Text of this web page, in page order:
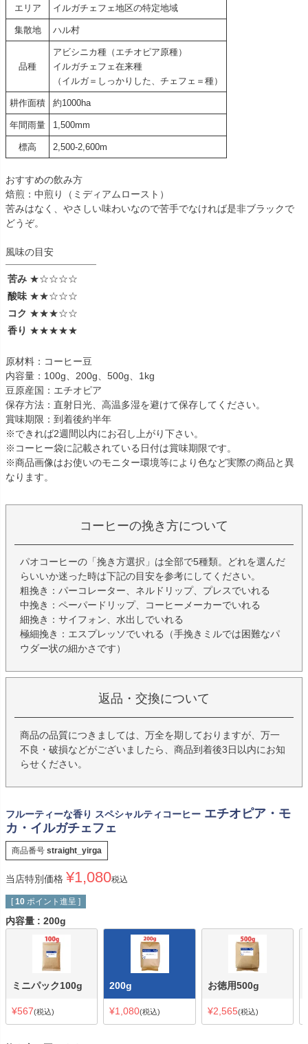
エリア イルガチェフェ地区の特定地域
集散地 ハル村
品種
アビシニカ種（エチオピア原種）
イルガチェフェ在来種
（イルガ＝しっかりした、チェフェ＝種）
耕作面積 約1000ha
年間雨量 1,500mm
標高 2,500-2,600m
おすすめの飲み方
焙煎：中煎り（ミディアムロースト）
苦みはなく、やさしい味わいなので苦手でなければ是非ブラックで
どうぞ。
風味の目安
苦み ★☆☆☆☆
酸味 ★★☆☆☆
コク ★★★☆☆
香り ★★★★★
原材料：コーヒー豆
内容量：100g、200g、500g、1kg
豆原産国：エチオピア
保存方法：直射日光、高温多湿を避けて保存してください。
賞味期限：到着後約半年
※できれば2週間以内にお召し上がり下さい。
※コーヒー袋に記載されている日付は賞味期限です。
※商品画像はお使いのモニター環境等により色など実際の商品と異
なります。
コーヒーの挽き方について
パオコーヒーの「挽き方選択」は全部で5種類。どれを選んだ
らいいか迷った時は下記の目安を参考にしてください。
粗挽き：パーコレーター、ネルドリップ、プレスでいれる
中挽き：ペーパードリップ、コーヒーメーカーでいれる
細挽き：サイフォン、水出しでいれる
極細挽き：エスプレッソでいれる（手挽きミルでは困難なパ
ウダー状の細かさです）
返品・交換について
商品の品質につきましては、万全を期しておりますが、万一
不良・破損などがございましたら、商品到着後3日以内にお知
らせください。
フルーティーな香り スペシャルティコーヒー エチオピア・モ
カ・イルガチェフェ
商品番号 straight_yirga
当店特別価格 ¥1,080税込
[ 10 ポイント進呈 ]
内容量 200g
ミニパック100g
¥567 税込
200g
¥1,080 税込
お徳用500g
¥2,565 税込